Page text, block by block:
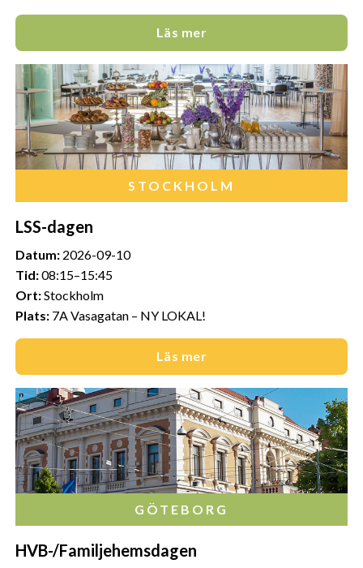
Läs mer
STOCKHOLM
LSS-dagen
Datum:2026-09-10
Tid:08:15–15:45
Ort:Stockholm
Plats:7A Vasagatan – NY LOKAL!
Läs mer
GÖTEBORG
HVB-/Familjehemsdagen